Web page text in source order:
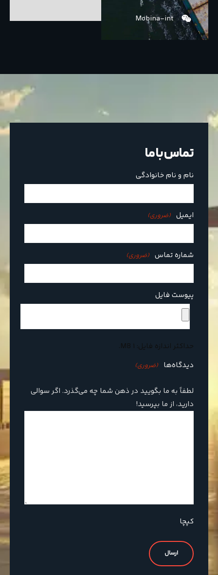
Mobina-int
تماس با ما
نام و نام خانوادگی
ایمیل (ضروری)
شماره تماس (ضروری)
پیوست فایل
حداکثر اندازه فایل: 1 MB.
دیدگاه‌ها
(ضروری)
لطفاً به ما بگویید در ذهن شما چه می‌گذرد. اگر سوالی
دارید، از ما بپرسید!
کپچا